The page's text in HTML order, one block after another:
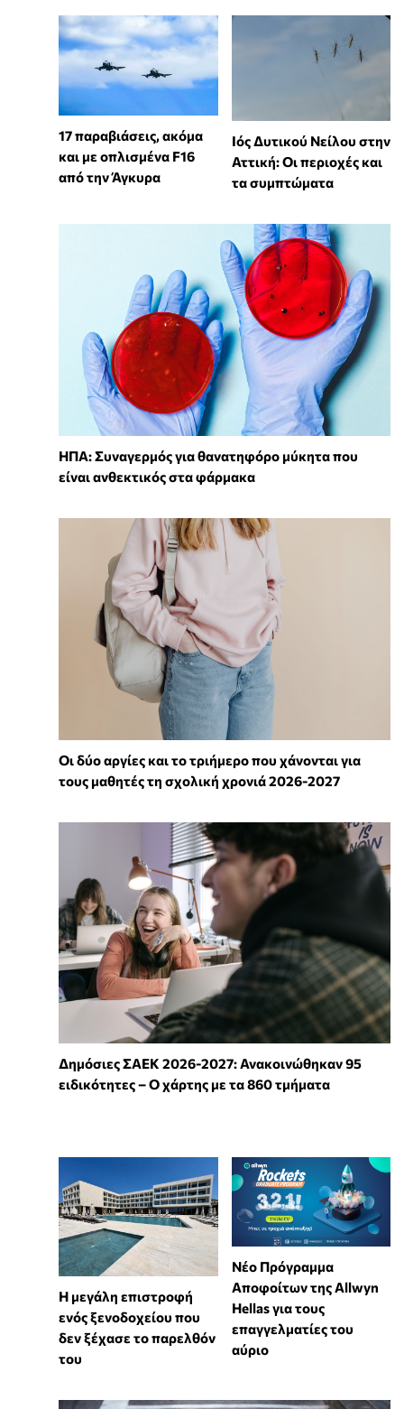
17 παραβιάσεις, ακόμα
και με οπλισμένα F16
από την Άγκυρα
Ιός Δυτικού Νείλου στην
Αττική: Οι περιοχές και
τα συμπτώματα
ΗΠΑ: Συναγερμός για θανατηφόρο μύκητα που
είναι ανθεκτικός στα φάρμακα
Οι δύο αργίες και το τριήμερο που χάνονται για
τους μαθητές τη σχολική χρονιά 2026-2027
Δημόσιες ΣΑΕΚ 2026-2027: Ανακοινώθηκαν 95
ειδικότητες – Ο χάρτης με τα 860 τμήματα
Η μεγάλη επιστροφή
ενός ξενοδοχείου που
δεν ξέχασε το παρελθόν
του
Νέο Πρόγραμμα
Αποφοίτων της Allwyn
Hellas για τους
επαγγελματίες του
αύριο